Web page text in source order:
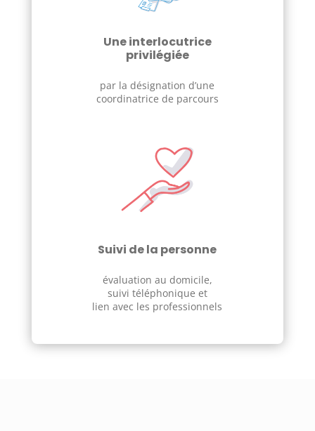
Une interlocutrice
privilégiée
par la désignation d’une
coordinatrice de parcours
Suivi de la personne
évaluation au domicile,
suivi téléphonique et
lien avec les professionnels